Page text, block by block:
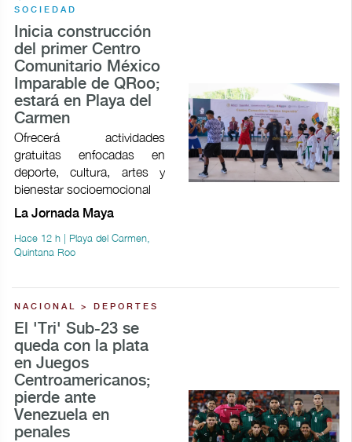
SOCIEDAD
Inicia construcción
del primer Centro
Comunitario México
Imparable de QRoo;
estará en Playa del
Carmen
Ofrecerá actividades
gratuitas enfocadas en
deporte, cultura, artes y
bienestar socioemocional
La Jornada Maya
Hace 12 h | Playa del Carmen,
Quintana Roo
NACIONAL > DEPORTES
El 'Tri' Sub-23 se
queda con la plata
en Juegos
Centroamericanos;
pierde ante
Venezuela en
penales